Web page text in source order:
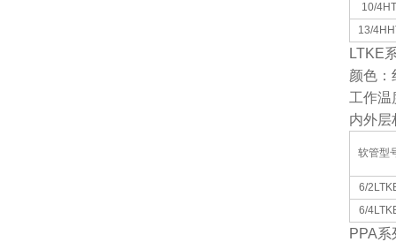
10/4HT
13/
LTKE
颜色：
工作温
内外层
软管型
6/
6/
PPA系